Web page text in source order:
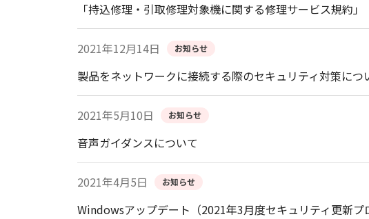
「持込修理・引取修理対象機に関する修理サービス規約
2021年12月14日 お知らせ
製品をネットワークに接続する際のセキュリティ対策につ
2021年5月10日 お知らせ
音声ガイダンスについて
2021年4月5日 お知らせ
Windowsアップデート（2021年3月度セキュリティ更新